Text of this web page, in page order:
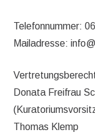
Telefonnummer:
Mailadresse:
Donata Freifrau
Thomas Klemp